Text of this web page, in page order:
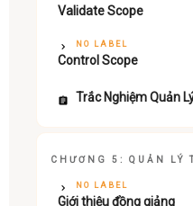
Validate Scope
NO LABEL
Control Scope
Trắc Nghiệm Quản
CHƯƠNG 5: QUẢN LÝ
NO LABEL
Giới thiệu đồng giảng